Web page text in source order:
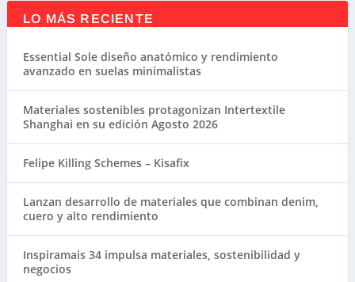
LO MÁS RECIENTE
Essential Sole diseño anatómico y rendimiento
avanzado en suelas minimalistas
Materiales sostenibles protagonizan Intertextile
Shanghai en su edición Agosto 2026
Felipe Killing Schemes – Kisafix
Lanzan desarrollo de materiales que combinan denim,
cuero y alto rendimiento
Inspiramais 34 impulsa materiales, sostenibilidad y
negocios